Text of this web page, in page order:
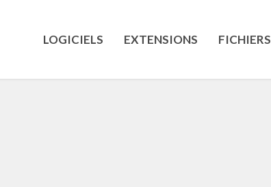
LOGICIELS EXTENSIONS FICHIERS